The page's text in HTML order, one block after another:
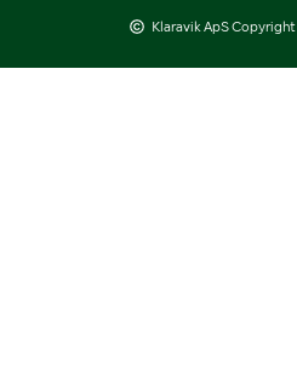
Klaravik ApS Copyright